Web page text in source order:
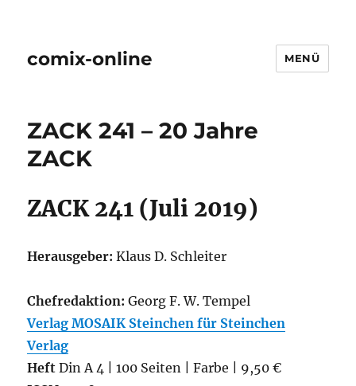
comix-online MENÜ
ZACK 241 – 20 Jahre
ZACK
ZACK 241 (Juli 2019)
Herausgeber:Klaus D. Schleiter
Chefredaktion: Georg F. W. Tempel
Verlag MOSAIK Steinchen für Steinchen
Verlag
Heft Din A 4 | 100 Seiten | Farbe | 9,50 €